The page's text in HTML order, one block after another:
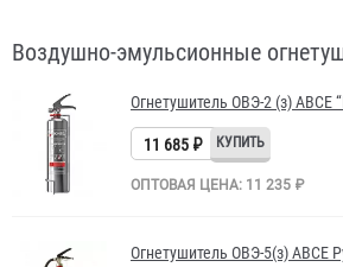
Воздушно-эмульсионные
Огнетушитель ОВЭ-2 (з) АВCЕ
11 685 ₽
ОПТОВАЯ ЦЕНА: 11 235 ₽
Огнетушитель ОВЭ-5(з) АВCЕ